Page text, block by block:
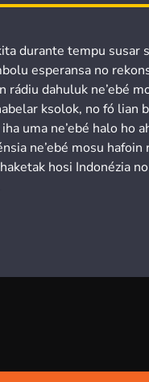
durante tempu susar
esperansa no
rádiu dahuluk ne’ebé
ksolok, no fó lian
uma ne’ebé halo ho
ne’ebé mosu
hosi Indonézia